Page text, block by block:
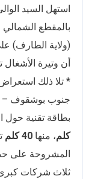
استهل السيد
بالمقطع الشمالي
أن وتيرة
* تلا ذلك
جنوب بوشقوف –
بطاقة تقنية حول
كلم، منها 40 كلم
المشروحة على
ثلاث شركات كبرى